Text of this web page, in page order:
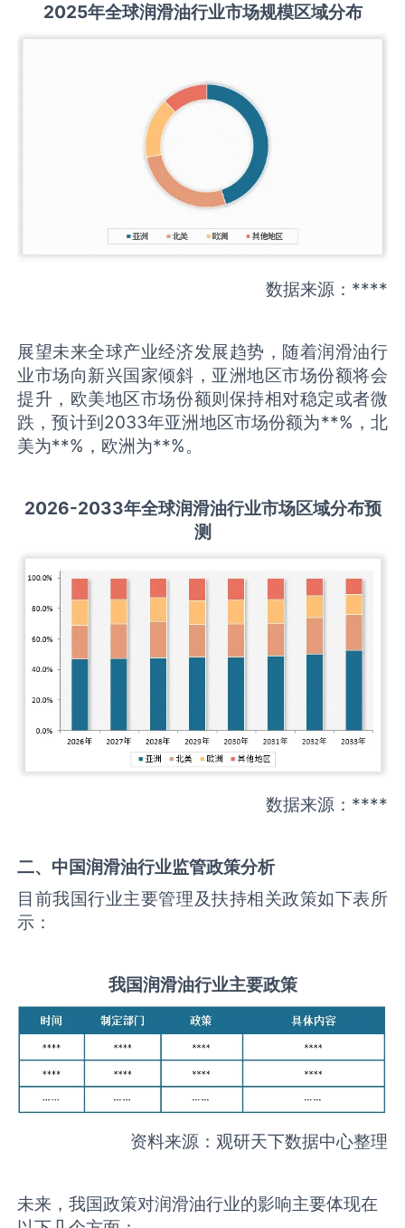
2025年全球润滑油行业市场规模区域分布
数据来源：****
展望未来全球产业经济发展趋势，随着润滑油行
业市场向新兴国家倾斜，亚洲地区市场份额将会
提升，欧美地区市场份额则保持相对稳定或者微
跌，预计到2033年亚洲地区市场份额为**%，北
美为**%，欧洲为**%。
2026-2033年全球润滑油行业市场区域分布预
测
数据来源：****
二、中国润滑油行业监管政策分析
目前我国行业主要管理及扶持相关政策如下表所
示：
我国润滑油行业主要政策
资料来源：观研天下数据中心整理
未来，我国政策对润滑油行业的影响主要体现在